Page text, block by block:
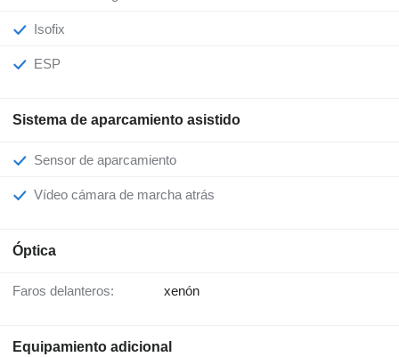
Isofix
ESP
Sistema de aparcamiento asistido
Sensor de aparcamiento
Vídeo cámara de marcha atrás
Óptica
Faros delanteros: xenón
Equipamiento adicional